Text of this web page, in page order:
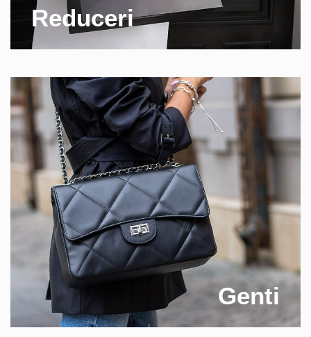
Reduceri
Genti